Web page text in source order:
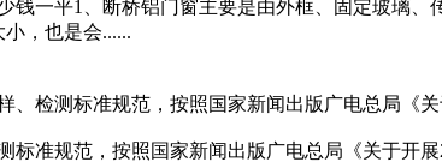
一平1、断桥铝门窗主要是由外框、固定玻璃
小，也是会......
检测标准规范，按照国家新闻出版广电总局《关
准规范，按照国家新闻出版广电总局《关于开